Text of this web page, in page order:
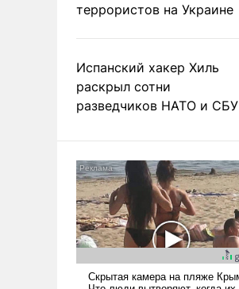
террористов на Украине
Испанский хакер Хиль
раскрыл сотни
разведчиков НАТО и СБУ